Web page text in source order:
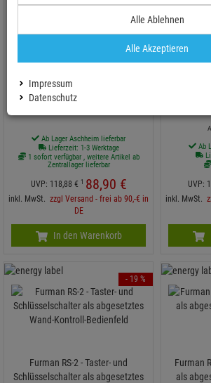
Art-Nr. pl50309
Ab Lager Aschheim lieferbar
Lieferzeit: 1-3 Werktage
1 sofort verfügbar , weitere Artikel ab
Zentrallager lieferbar
UVP: 118,88 € 1 88,90 €
inkl. MwSt. zzgl Versand - frei ab 90,-€ in
DE
In den Warenkorb
Ab
UVP:
inkl. MwSt.
Furman RS-2 - Taster- und
Schlüsselschalter als abgesetztes
- 19 %
Furman
als
Alle Ablehnen
Alle Akzeptieren
Impressum
Datenschutz